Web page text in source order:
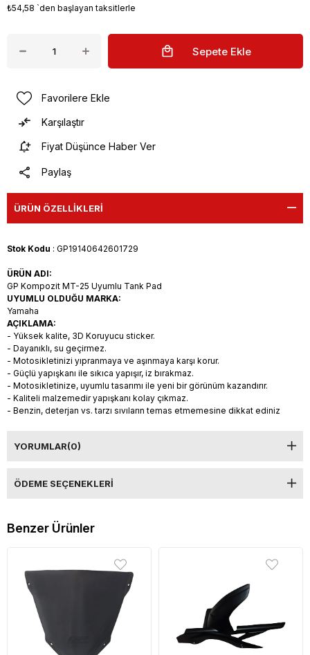
₺54,58 `den başlayan taksitlerle
Favorilere Ekle
Karşılaştır
Fiyat Düşünce Haber Ver
Paylaş
ÜRÜN ÖZELLIKLERI
Stok Kodu : GP19140642601729
ÜRÜN ADI:
GP Kompozit MT-25 Uyumlu Tank Pad
UYUMLU OLDUĞU MARKA:
Yamaha
AÇIKLAMA:
- Yüksek kalite, 3D Koruyucu sticker.
- Dayanıklı, su geçirmez.
- Motosikletinizi yıpranmaya ve aşınmaya karşı korur.
- Güçlü yapışkanı ile sıkıca yapışır, iz bırakmaz.
- Motosikletinize, uyumlu tasarımı ile yeni bir görünüm kazandırır.
- Kaliteli malzemedir yapışkanı kolay çıkmaz.
- Benzin, deterjan vs. tarzı sıvıların temas etmemesine dikkat ediniz
YORUMLAR(0)
ÖDEME SEÇENEKLERI
Benzer Ürünler